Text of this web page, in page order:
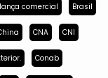
comercial Brasil
CNA CNI
Conab